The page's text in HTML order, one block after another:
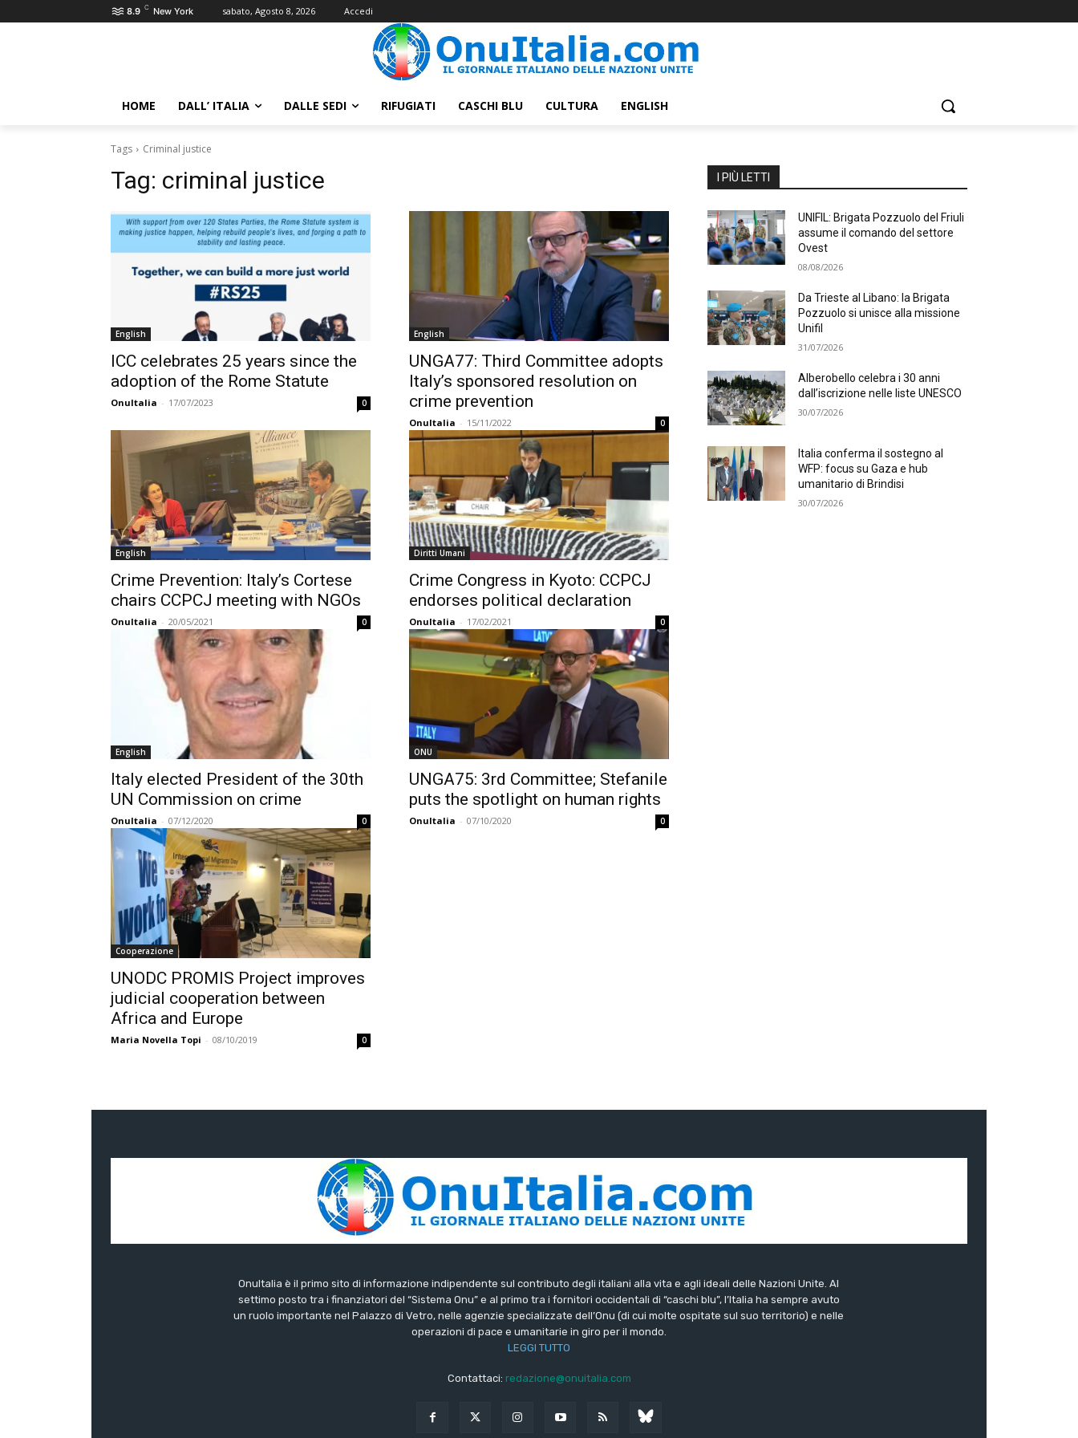
8.9 C New York sabato, Agosto 8, 2026 Accedi
HOME DALL’ ITALIA DALLE SEDI RIFUGIATI CASCHI BLU CULTURA ENGLISH
Tags Criminal justice
Tag: criminal justice
English
ICC celebrates 25 years since the
adoption of the Rome Statute
OnuItalia - 17/07/2023 0
English
UNGA77: Third Committee adopts
Italy’s sponsored resolution on
crime prevention
OnuItalia - 15/11/2022 0
English
Crime Prevention: Italy’s Cortese
chairs CCPCJ meeting with NGOs
OnuItalia - 20/05/2021 0
Diritti Umani
Crime Congress in Kyoto: CCPCJ
endorses political declaration
OnuItalia - 17/02/2021 0
English
Italy elected President of the 30th
UN Commission on crime
OnuItalia - 07/12/2020 0
ONU
UNGA75: 3rd Committee; Stefanile
puts the spotlight on human rights
OnuItalia - 07/10/2020 0
Cooperazione
UNODC PROMIS Project improves
judicial cooperation between
Africa and Europe
Maria Novella Topi - 08/10/2019 0
I PIÙ LETTI
UNIFIL: Brigata Pozzuolo del Friuli
assume il comando del settore
Ovest
08/08/2026
Da Trieste al Libano: la Brigata
Pozzuolo si unisce alla missione
Unifil
31/07/2026
Alberobello celebra i 30 anni
dall’iscrizione nelle liste UNESCO
30/07/2026
Italia conferma il sostegno al
WFP: focus su Gaza e hub
umanitario di Brindisi
30/07/2026
OnuItalia è il primo sito di informazione indipendente sul contributo degli italiani alla vita e agli ideali delle Nazioni Unite. Al
settimo posto tra i finanziatori del “Sistema Onu” e al primo tra i fornitori occidentali di “caschi blu”, l’Italia ha sempre avuto
un ruolo importante nel Palazzo di Vetro, nelle agenzie specializzate dell’Onu (di cui molte ospitate sul suo territorio) e nelle
operazioni di pace e umanitarie in giro per il mondo.
LEGGI TUTTO
Contattaci: redazione@onuitalia.com